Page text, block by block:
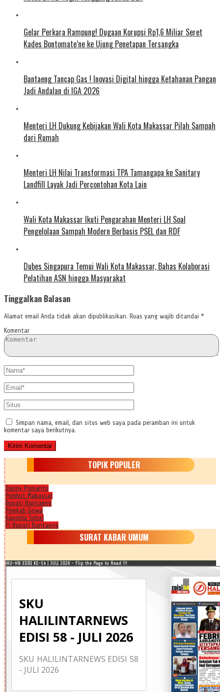
Gelar Perkara Rampung! Dugaan Korupsi Rp1,6 Miliar Seret
Kades Bontomate’ne ke Ujung Penetapan Tersangka
Bantaeng Tancap Gas ! Inovasi Digital hingga Ketahanan Pangan
Jadi Andalan di IGA 2026
Menteri LH Dukung Kebijakan Wali Kota Makassar Pilah Sampah
dari Rumah
Menteri LH Nilai Transformasi TPA Tamangapa ke Sanitary
Landfill Layak Jadi Percontohan Kota Lain
Wali Kota Makassar Ikuti Pengarahan Menteri LH Soal
Pengelolaan Sampah Modern Berbasis PSEL dan RDF
Dubes Singapura Temui Wali Kota Makassar, Bahas Kolaborasi
Pelatihan ASN hingga Masyarakat
Tinggalkan Balasan
Alamat email Anda tidak akan dipublikasikan. Ruas yang wajib ditandai *
Komentar
Simpan nama, email, dan situs web saya pada peramban ini untuk
komentar saya berikutnya.
TOPIK POPULER
Danny Pomanto
Pemkot Makassar
Bupati Bantaeng
Pemkab Gowa
Kapolda Sulsel
Pj Bupati Bantaeng
SURAT KABAR UMUM
SKU-HN EDISI KE-54 | JULI 2026 - Flip the Page to Read !!!